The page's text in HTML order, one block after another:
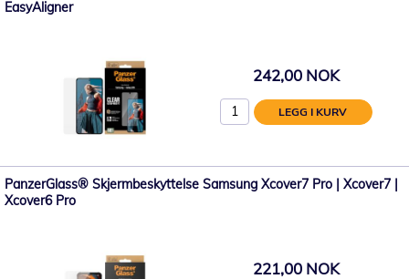
EasyAligner
242,00 NOK
LEGG I KURV
PanzerGlass® Skjermbeskyttelse Samsung Xcover7 Pro | Xcover7 |
Xcover6 Pro
221,00 NOK